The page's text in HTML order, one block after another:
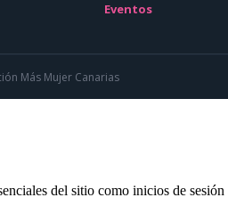
Eventos
Más Mujer Canarias
del sitio como inicios de